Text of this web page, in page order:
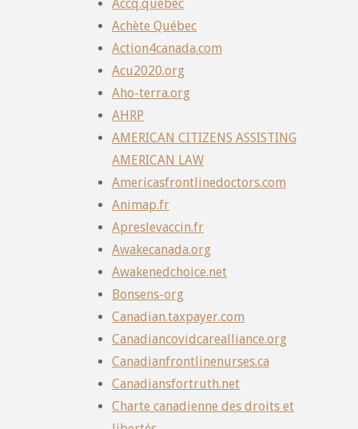
Accq.quebec
Achète Québec
Action4canada.com
Acu2020.org
Aho-terra.org
AHRP
AMERICAN CITIZENS ASSISTING
AMERICAN LAW
Americasfrontlinedoctors.com
Animap.fr
Apreslevaccin.fr
Awakecanada.org
Awakenedchoice.net
Bonsens-org
Canadian.taxpayer.com
Canadiancovidcarealliance.org
Canadianfrontlinenurses.ca
Canadiansfortruth.net
Charte canadienne des droits et